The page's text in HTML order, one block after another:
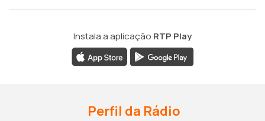
Instala a aplicação RTP Play
Perfil da Rádio